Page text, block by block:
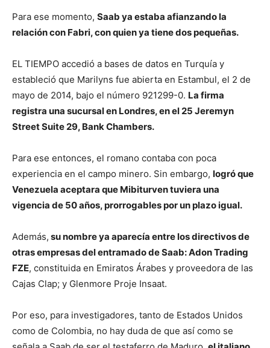
Para ese momento, Saab ya estaba afianzando la
relación con Fabri, con quien ya tiene dos pequeñas.
EL TIEMPO accedió a bases de datos en Turquía y
estableció que Marilyns fue abierta en Estambul, el 2 de
mayo de 2014, bajo el número 921299-0. La firma
registra una sucursal en Londres, en el 25 Jeremyn
Street Suite 29, Bank Chambers.
Para ese entonces, el romano contaba con poca
experiencia en el campo minero. Sin embargo, logró que
Venezuela aceptara que Mibiturven tuviera una
vigencia de 50 años, prorrogables por un plazo igual.
Además, su nombre ya aparecía entre los directivos de
otras empresas del entramado de Saab: Adon Trading
FZE, constituida en Emiratos Árabes y proveedora de las
Cajas Clap; y Glenmore Proje Insaat.
Por eso, para investigadores, tanto de Estados Unidos
como de Colombia, no hay duda de que así como se